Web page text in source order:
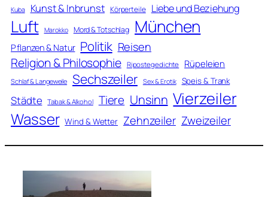
Kuba Kunst & Inbrunst Körperteile Liebe und Beziehung
Luft Marokko Mord & Totschlag München
Pflanzen & Natur Politik Reisen
Religion & Philosophie Ripostegedichte Rüpeleien
Schlaf & Langeweile Sechszeiler Sex & Erotik Speis & Trank
Städte Tabak & Alkohol Tiere Unsinn Vierzeiler
Wasser Wind & Wetter Zehnzeiler Zweizeiler